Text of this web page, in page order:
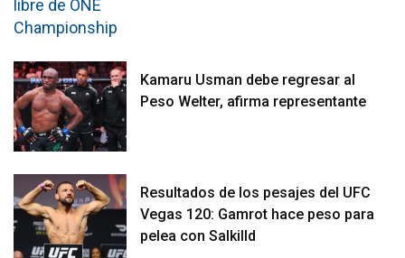
Kamaru Usman debe regresar al
Peso Welter, afirma representante
Resultados de los pesajes del UFC
Vegas 120: Gamrot hace peso para
pelea con Salkilld